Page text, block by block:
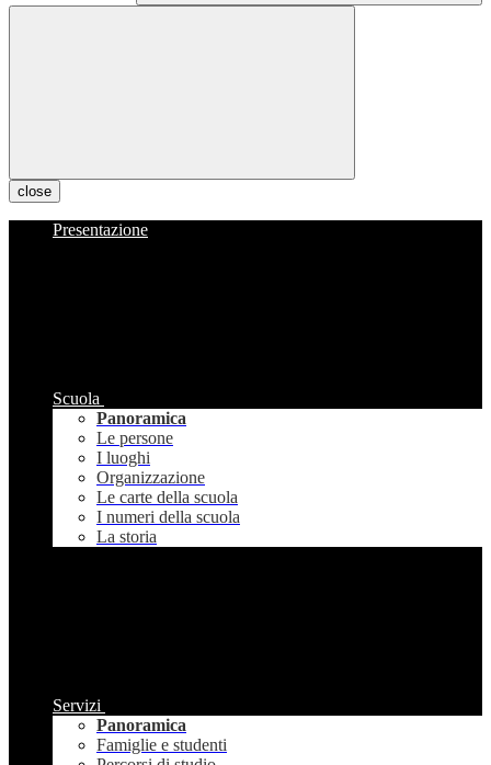
close
Presentazione
Scuola
Panoramica
Le persone
I luoghi
Organizzazione
Le carte della scuola
I numeri della scuola
La storia
Servizi
Panoramica
Famiglie e studenti